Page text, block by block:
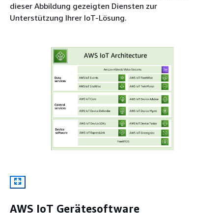
dieser Abbildung gezeigten Diensten zur
Unterstützung Ihrer IoT-Lösung.
AWS IoT Gerätesoftware